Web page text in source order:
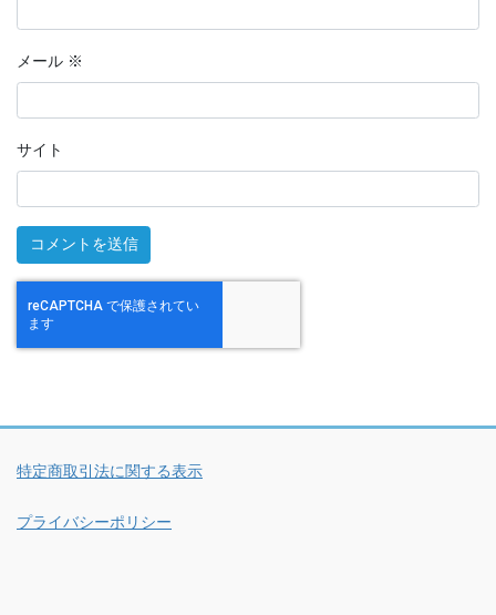
メール ※
サイト
特定商取引法に関する表示
プライバシーポリシー